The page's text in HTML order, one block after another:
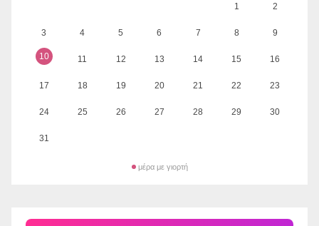
1 2
3 4 5 6 7 8 9
10 11 12 13 14 15 16
17 18 19 20 21 22 23
24 25 26 27 28 29 30
31
μέρα με γιορτή